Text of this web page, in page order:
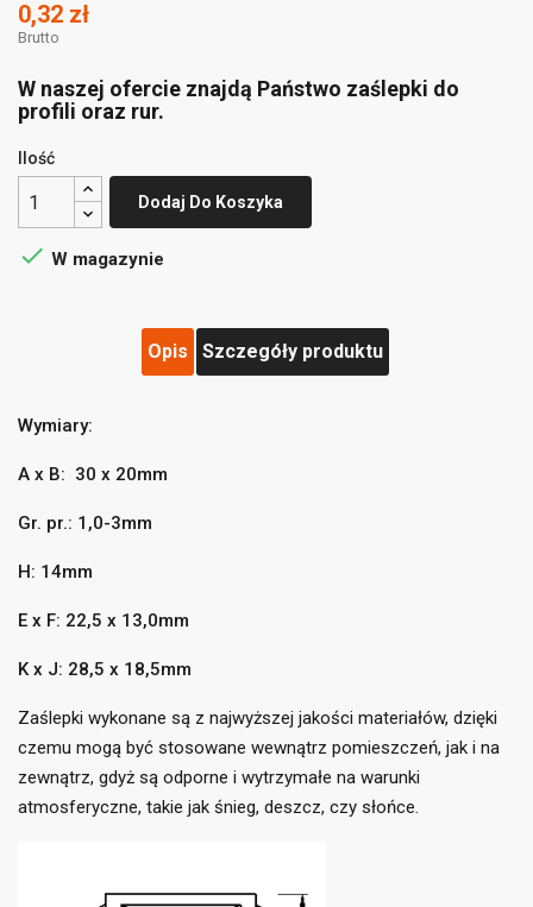
Dodaj do listy życzeń ×
add_circle_outlineUtwórz nową listę
((title))
((label))
Zaloguj się
Musisz być zalogowany by zapisać produkty na swojej
liście życzeń.
0,32 zł
Brutto
W naszej ofercie znajdą Państwo zaślepki do
profili oraz rur.
Ilość
Dodaj Do Koszyka
 W magazynie
Opis Szczegóły produktu
Wymiary:
A x B: 30 x 20mm
Gr. pr.: 1,0-3mm
H: 14mm
E x F: 22,5 x 13,0mm
K x J: 28,5 x 18,5mm
Zaślepki wykonane są z najwyższej jakości materiałów, dzięki
czemu mogą być stosowane wewnątrz pomieszczeń, jak i na
zewnątrz, gdyż są odporne i wytrzymałe na warunki
atmosferyczne, takie jak śnieg, deszcz, czy słońce.